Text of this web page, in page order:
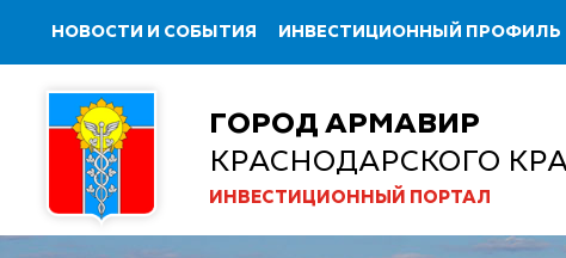
НОВОСТИ И СОБЫТИЯ ИНВЕСТИЦИОННЫЙ ПРОФИЛЬ
ГОРОД АРМАВИР
КРАСНОДАРСКОГО
ИНВЕСТИЦИОННЫЙ ПОРТАЛ